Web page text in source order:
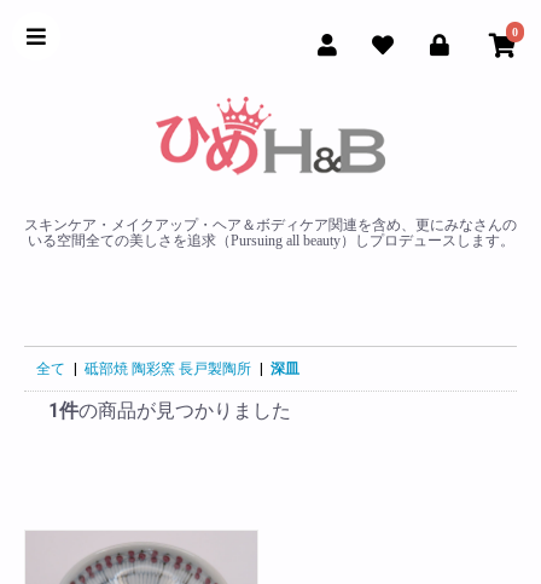
0
スキンケア・メイクアップ・ヘア＆ボディケア関連を含め、更にみなさんの
いる空間全ての美しさを追求（Pursuing all beauty）しプロデュースします。
全て | 砥部焼 陶彩窯 長戸製陶所 | 深皿
1件の商品が見つかりました